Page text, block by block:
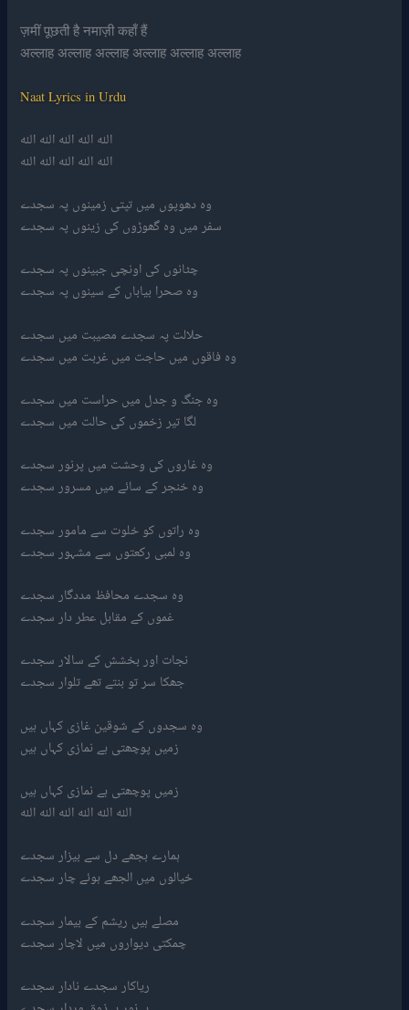
ज़मीं पूछती है नमाज़ी कहाँ हैं
अल्लाह अल्लाह अल्लाह अल्लाह अल्लाह अल्लाह
Naat Lyrics in Urdu
اللہ اللہ اللہ اللہ اللہ
اللہ اللہ اللہ اللہ اللہ
وہ دھوپوں میں تپتی زمینوں پہ سجدے
سفر میں وہ گھوڑوں کی زینوں پہ سجدے
چٹانوں کی اونچی جبینوں پہ سجدے
وہ صحرا بیاباں کے سینوں پہ سجدے
حلالت پہ سجدے مصیبت میں سجدے
وہ فاقوں میں حاجت میں غربت میں سجدے
وہ جنگ و جدل میں حراست میں سجدے
لگا تیر زخموں کی حالت میں سجدے
وہ غاروں کی وحشت میں پرنور سجدے
وہ خنجر کے سائے میں مسرور سجدے
وہ راتوں کو خلوت سے مامور سجدے
وہ لمبی رکعتوں سے مشہور سجدے
وہ سجدے محافظ مددگار سجدے
غموں کے مقابل عطر دار سجدے
نجات اور بخشش کے سالار سجدے
جھکا سر تو بنتے تھے تلوار سجدے
وہ سجدوں کے شوقین غازی کہاں ہیں
زمیں پوچھتی ہے نمازی کہاں ہیں
زمیں پوچھتی ہے نمازی کہاں ہیں
اللہ اللہ اللہ اللہ اللہ اللہ
ہمارے بجھے دل سے بیزار سجدے
خیالوں میں الجھے ہوئے چار سجدے
مصلے ہیں ریشم کے بیمار سجدے
چمکتی دیواروں میں لاچار سجدے
ریاکار سجدے نادار سجدے